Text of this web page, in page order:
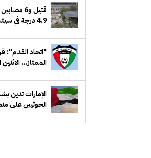
قتيل و6
4.9 درجة في سيتشوان الصينية
"اتحاد القدم":
الممتاز...
الإمارات تدين
الحوثيين على